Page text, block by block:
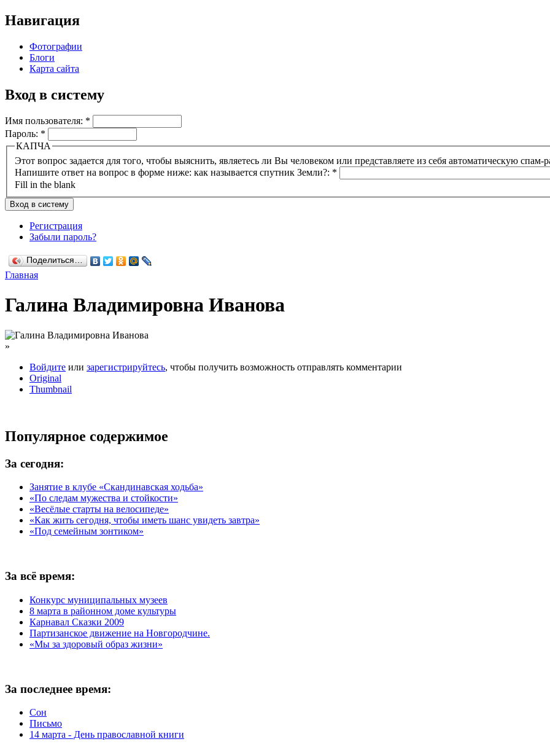
Навигация
Фотографии
Блоги
Карта сайта
Вход в систему
Имя пользователя: *
Пароль: *
КАПЧА
Этот вопрос задается для того, чтобы выяснить, являетесь ли Вы человеком или представляете из себя
Напишите ответ на вопрос в форме ниже: как называется спутник Земли?: *
Fill in the blank
Регистрация
Забыли пароль?
Поделиться…
Главная
Галина Владимировна Иванова
»
Войдите или зарегистрируйтесь, чтобы получить возможность отправлять комментарии
Original
Thumbnail
Популярное содержимое
За сегодня:
Занятие в клубе «Скандинавская ходьба»
«По следам мужества и стойкости»
«Весёлые старты на велосипеде»
«Как жить сегодня, чтобы иметь шанс увидеть завтра»
«Под семейным зонтиком»
За всё время:
Конкурс муниципальных музеев
8 марта в районном доме культуры
Карнавал Сказки 2009
Партизанское движение на Новгородчине.
«Мы за здоровый образ жизни»
За последнее время:
Сон
Письмо
14 марта - День православной книги